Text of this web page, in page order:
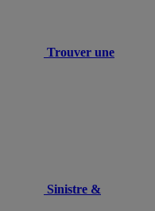
Trouver une
Sinistre &